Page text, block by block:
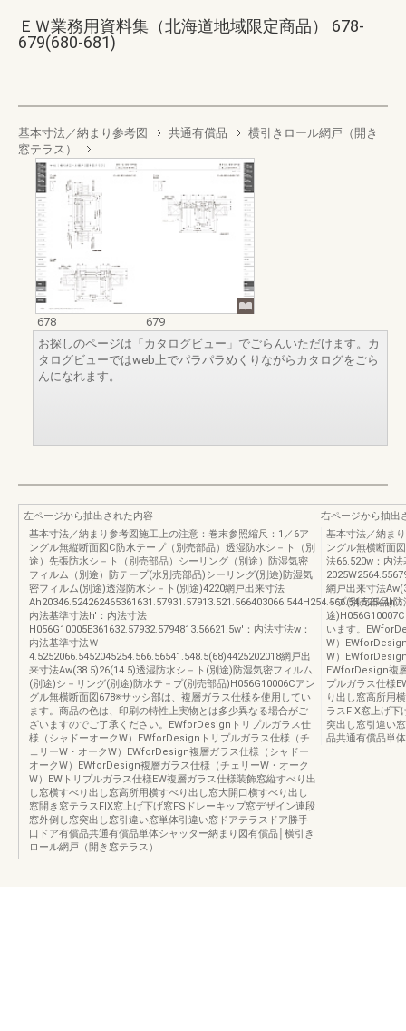
ＥＷ業務用資料集（北海道地域限定商品） 678-
679(680-681)
基本寸法／納まり参考図 共通有償品
横引きロール網戸（開き
窓テラス）
678
679
お探しのページは「カタログビュー」でごらんいただけます。カ
タログビューではweb上でパラパラめくりながらカタログをごら
んになれます。
左ページから抽出された内容
基本寸法／納まり参考図施工上の注意：巻末参照縮尺：1／6ア
ングル無縦断面図C防水テープ（別売部品）透湿防水シ－ト（別
途）先張防水シ－ト（別売部品）シーリング（別途）防湿気密
フィルム（別途）防テープ(水別売部品)シーリング(別途)防湿気
密フィルム(別途)透湿防水シ－ト(別途)4220網戸出来寸法
Ah20346.524262465361631.57931.57913.521.566403066.544H254.566.54.52544h：
内法基準寸法h'：内法寸法
H056G10005E361632.57932.5794813.56621.5w'：内法寸法w：
内法基準寸法Ｗ
4.5252066.5452045254.566.56541.548.5(68)4425202018網戸出
来寸法Aw(38.5)26(14.5)透湿防水シ－ト(別途)防湿気密フィルム
(別途)シ－リング(別途)防水テ－プ(別売部品)H056G10006Cアン
グル無横断面図678※サッシ部は、複層ガラス仕様を使用してい
ます。商品の色は、印刷の特性上実物とは多少異なる場合がご
ざいますのでご了承ください。EWforDesignトリプルガラス仕
様（シャドーオークW）EWforDesignトリプルガラス仕様（チ
ェリーW・オークW）EWforDesign複層ガラス仕様（シャドー
オークW）EWforDesign複層ガラス仕様（チェリーW・オーク
W）EWトリプルガラス仕様EW複層ガラス仕様装飾窓縦すべり出
し窓横すべり出し窓高所用横すべり出し窓大開口横すべり出し
窓開き窓テラスFIX窓上げ下げ窓FSドレーキップ窓デザイン連段
窓外倒し窓突出し窓引違い窓単体引違い窓ドアテラスドア勝手
口ドア有償品共通有償品単体シャッター納まり図有償品│横引き
ロール網戸（開き窓テラス）
右ページから抽出
基本寸法／納ま
ングル無横断面
法66.520w：内法
網戸出来寸法
－プ(別売部品)
途
います。
W）
W）
EWforDesign複
プルガラス仕様
り出し窓高所用
ラスFIX窓上げ下
突出し窓引違い
品共通有償品単